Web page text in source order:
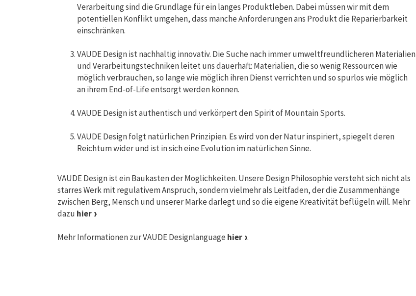
Verarbeitung sind die Grundlage für ein langes Produktleben. Dabei müssen wir mit dem
potentiellen Konflikt umgehen, dass manche Anforderungen ans Produkt die Reparierbarkeit
einschränken.
VAUDE Design ist nachhaltig innovativ. Die Suche nach immer umweltfreundlicheren Materialien
und Verarbeitungstechniken leitet uns dauerhaft: Materialien, die so wenig Ressourcen wie
möglich verbrauchen, so lange wie möglich ihren Dienst verrichten und so spurlos wie möglich
an ihrem End-of-Life entsorgt werden können.
VAUDE Design ist authentisch und verkörpert den Spirit of Mountain Sports.
VAUDE Design folgt natürlichen Prinzipien. Es wird von der Natur inspiriert, spiegelt deren
Reichtum wider und ist in sich eine Evolution im natürlichen Sinne.
VAUDE Design ist ein Baukasten der Möglichkeiten. Unsere Design Philosophie versteht sich nicht als
starres Werk mit regulativem Anspruch, sondern vielmehr als Leitfaden, der die Zusammenhänge
zwischen Berg, Mensch und unserer Marke darlegt und so die eigene Kreativität beflügeln will. Mehr
dazu hier
Mehr Informationen zur VAUDE Designlanguage hier .